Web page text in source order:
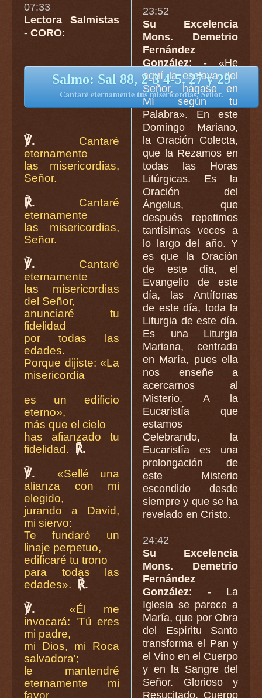
07:33
Lectora Salmistas
- CORO:
Salmo: Sal 88, 2-3 4-5. 27 y 29
Cantaré eternamente tus misericordias, Señor.
℣.
Cantaré
eternamente
las misericordias,
Señor.
℟.
Cantaré
eternamente
las misericordias,
Señor.
℣.
Cantaré
eternamente
las misericordias
del Señor,
anunciaré tu
fidelidad
por todas las
edades.
Porque dijiste: «La
misericordia
es un edificio
eterno»,
más que el cielo
has afianzado tu
fidelidad.
℟.
℣.
«Sellé una
alianza con mi
elegido,
jurando a David,
mi siervo:
Te fundaré un
linaje perpetuo,
edificaré tu trono
para todas las
edades».
℟.
℣.
«Él me
invocará: 'Tú eres
mi padre,
mi Dios, mi Roca
salvadora';
le mantendré
eternamente mi
favor,
23:52
Su Excelencia
Mons. Demetrio
Fernández
González: - «He
aquí la esclava del
Señor, hágase en
Mí según tu
Palabra». En este
Domingo Mariano,
la Oración Colecta,
que la Rezamos en
todas las Horas
Litúrgicas. Es la
Oración del
Ángelus, que
después repetimos
tantísimas veces a
lo largo del año. Y
es que la Oración
de este día, el
Evangelio de este
día, las Antífonas
de este día, toda la
Liturgia de este día.
Es una Liturgia
Mariana, centrada
en María, pues ella
nos enseñe a
acercarnos al
Misterio. A la
Eucaristía que
estamos
Celebrando, la
Eucaristía es una
prolongación de
este Misterio
escondido desde
siempre y que se ha
revelado en Cristo.
24:42
Su Excelencia
Mons. Demetrio
Fernández
González: - La
Iglesia se parece a
María, que por Obra
del Espíritu Santo
transforma el Pan y
el Vino en el Cuerpo
y en la Sangre del
Señor. Glorioso y
Resucitado, Cuerpo